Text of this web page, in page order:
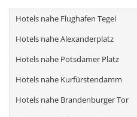
Hotels nahe Flughafen Tegel
Hotels nahe Alexanderplatz
Hotels nahe Potsdamer Platz
Hotels nahe Kurfürstendamm
Hotels nahe Brandenburger Tor